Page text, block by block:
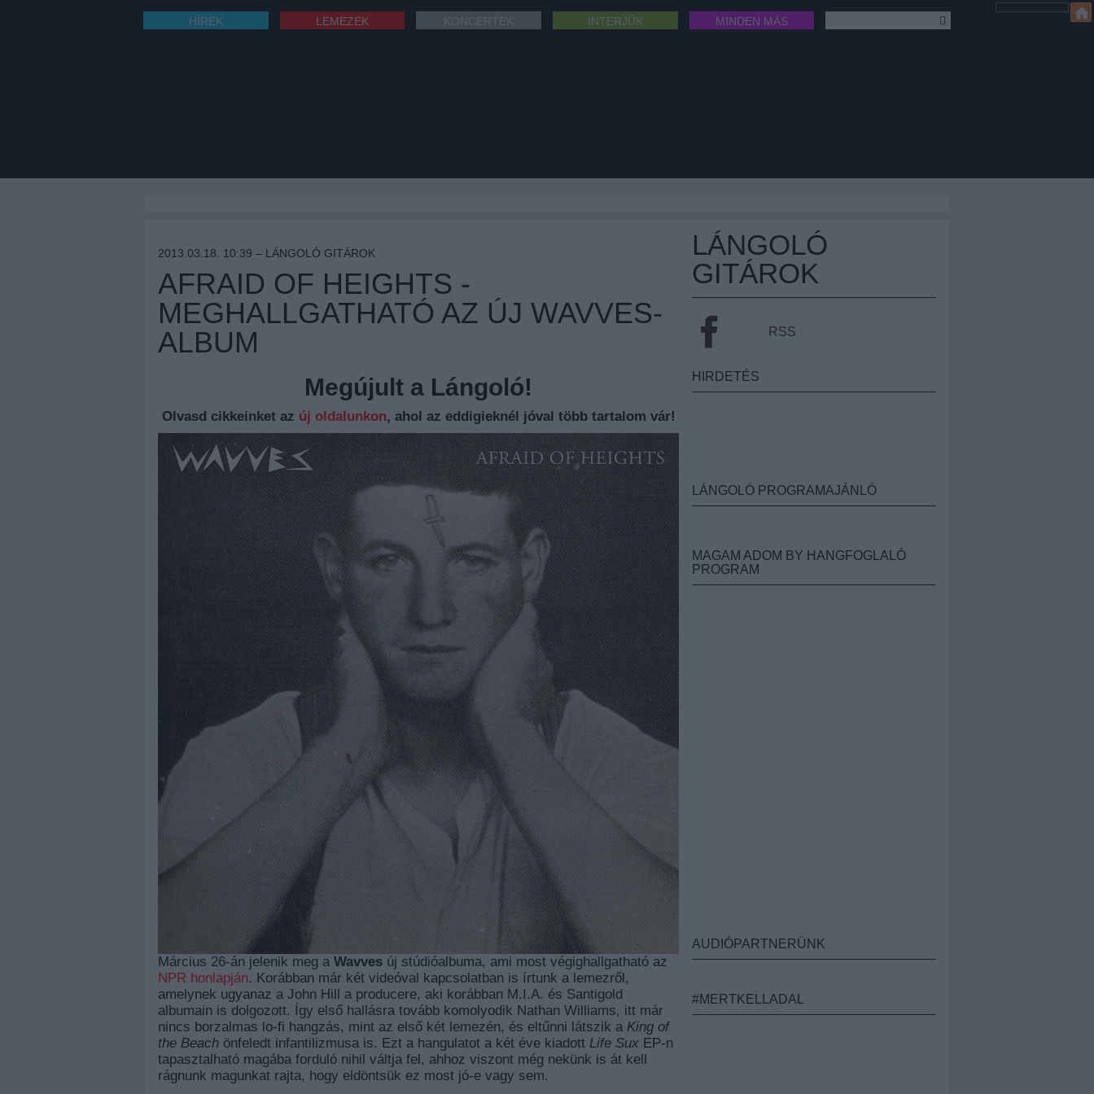
HÍREK LEMEZEK INTERJÚK MINDEN MÁS
2013.03.18. 10:39 – LÁNGOLÓ GITÁROK
AFRAID OF HEIGHTS -
MEGHALLGATHATÓ AZ ÚJ WAVVES-
ALBUM
Megújult a Lángoló!
Olvasd cikkeinket az új oldalunkon, ahol az eddigieknél jóval több tartalom vár!
Március 26-án jelenik meg a Wavves új stúdióalbuma, ami most végighallgatható az
NPR honlapján. Korábban már két videóval kapcsolatban is írtunk a lemezről,
amelynek ugyanaz a John Hill a producere, aki korábban M.I.A. és Santigold
albumain is dolgozott. Így első hallásra tovább komolyodik Nathan Williams, itt már
nincs borzalmas lo-fi hangzás, mint az első két lemezén, és eltűnni látszik aKing of
the Beach önfeledt infantilizmusa is. Ezt a hangulatot a két éve kiadott Life Sux EP-n
tapasztalható magába forduló nihil váltja fel, ahhoz viszont még nekünk is át kell
rágnunk magunkat rajta, hogy eldöntsük ez most jó-e vagy sem.
LÁNGOLÓ
GITÁROK
RSS
HIRDETÉS
LÁNGOLÓ PROGRAMAJÁNLÓ
MAGAM ADOM BY HANGFOGLALÓ
PROGRAM
AUDIÓPARTNERÜNK
#MERTKELLADAL